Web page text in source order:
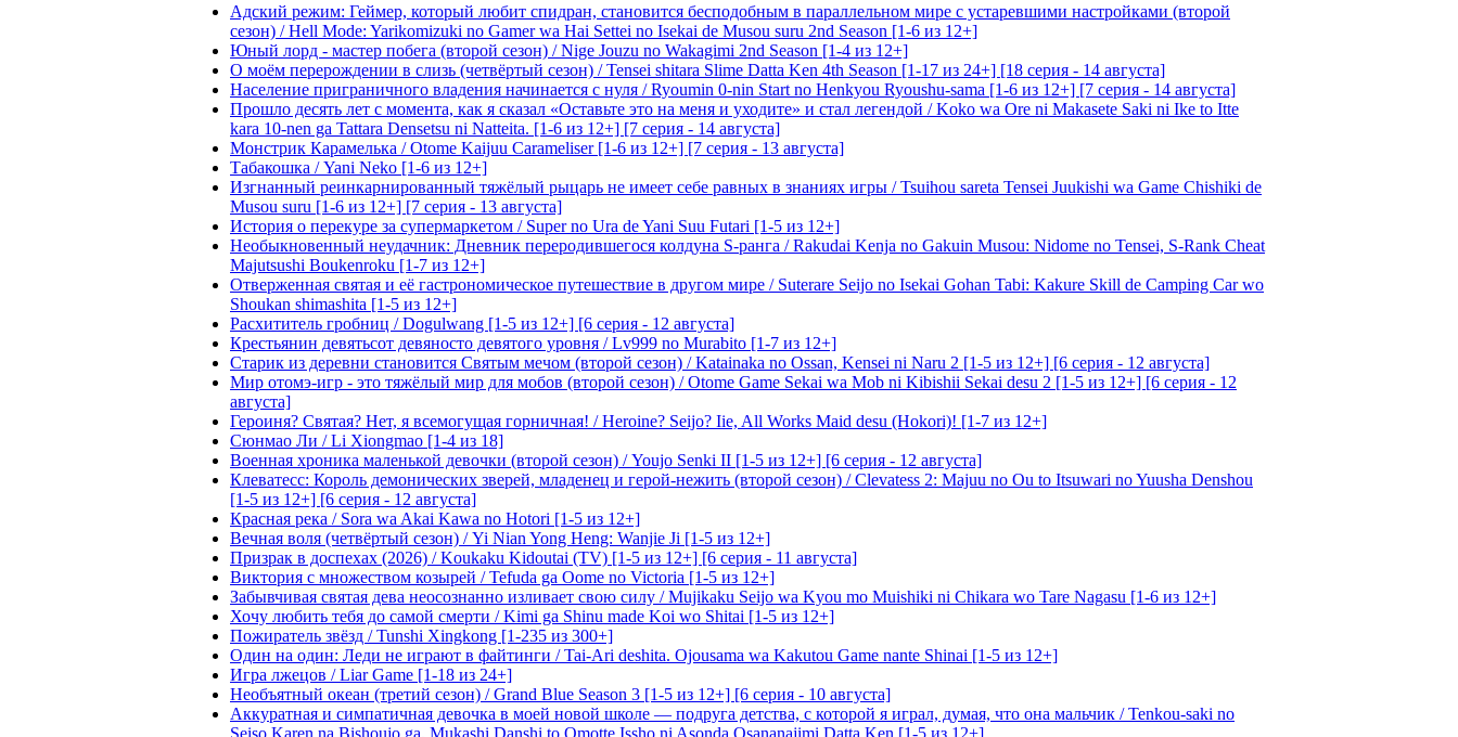
Адский режим: Геймер, который любит спидран, становится бесподобным в параллельном мире с устаревшими настройками (второй
сезон) / Hell Mode: Yarikomizuki no Gamer wa Hai Settei no Isekai de Musou suru 2nd Season [1-6 из 12+]
Юный лорд - мастер побега (второй сезон) / Nige Jouzu no Wakagimi 2nd Season [1-4 из 12+]
О моём перерождении в слизь (четвёртый сезон) / Tensei shitara Slime Datta Ken 4th Season [1-17 из 24+] [18 серия - 14 августа]
Население приграничного владения начинается с нуля / Ryoumin 0-nin Start no Henkyou Ryoushu-sama [1-6 из 12+] [7 серия - 14 августа]
Прошло десять лет с момента, как я сказал «Оставьте это на меня и уходите» и стал легендой / Koko wa Ore ni Makasete Saki ni Ike to Itte
kara 10-nen ga Tattara Densetsu ni Natteita. [1-6 из 12+] [7 серия - 14 августа]
Монстрик Карамелька / Otome Kaijuu Carameliser [1-6 из 12+] [7 серия - 13 августа]
Табакошка / Yani Neko [1-6 из 12+]
Изгнанный реинкарнированный тяжёлый рыцарь не имеет себе равных в знаниях игры / Tsuihou sareta Tensei Juukishi wa Game Chishiki de
Musou suru [1-6 из 12+] [7 серия - 13 августа]
История о перекуре за супермаркетом / Super no Ura de Yani Suu Futari [1-5 из 12+]
Необыкновенный неудачник: Дневник переродившегося колдуна S-ранга / Rakudai Kenja no Gakuin Musou: Nidome no Tensei, S-Rank Cheat
Majutsushi Boukenroku [1-7 из 12+]
Отверженная святая и её гастрономическое путешествие в другом мире / Suterare Seijo no Isekai Gohan Tabi: Kakure Skill de Camping Car wo
Shoukan shimashita [1-5 из 12+]
Расхититель гробниц / Dogulwang [1-5 из 12+] [6 серия - 12 августа]
Крестьянин девятьсот девяносто девятого уровня / Lv999 no Murabito [1-7 из 12+]
Старик из деревни становится Святым мечом (второй сезон) / Katainaka no Ossan, Kensei ni Naru 2 [1-5 из 12+] [6 серия - 12 августа]
Мир отомэ-игр - это тяжёлый мир для мобов (второй сезон) / Otome Game Sekai wa Mob ni Kibishii Sekai desu 2 [1-5 из 12+] [6 серия - 12
августа]
Героиня? Святая? Нет, я всемогущая горничная! / Heroine? Seijo? Iie, All Works Maid desu (Hokori)! [1-7 из 12+]
Сюнмао Ли / Li Xiongmao [1-4 из 18]
Военная хроника маленькой девочки (второй сезон) / Youjo Senki II [1-5 из 12+] [6 серия - 12 августа]
Клеватесс: Король демонических зверей, младенец и герой-нежить (второй сезон) / Clevatess 2: Majuu no Ou to Itsuwari no Yuusha Denshou
[1-5 из 12+] [6 серия - 12 августа]
Красная река / Sora wa Akai Kawa no Hotori [1-5 из 12+]
Вечная воля (четвёртый сезон) / Yi Nian Yong Heng: Wanjie Ji [1-5 из 12+]
Призрак в доспехах (2026) / Koukaku Kidoutai (TV) [1-5 из 12+] [6 серия - 11 августа]
Виктория с множеством козырей / Tefuda ga Oome no Victoria [1-5 из 12+]
Забывчивая святая дева неосознанно изливает свою силу / Mujikaku Seijo wa Kyou mo Muishiki ni Chikara wo Tare Nagasu [1-6 из 12+]
Хочу любить тебя до самой смерти / Kimi ga Shinu made Koi wo Shitai [1-5 из 12+]
Пожиратель звёзд / Tunshi Xingkong [1-235 из 300+]
Один на один: Леди не играют в файтинги / Tai-Ari deshita. Ojousama wa Kakutou Game nante Shinai [1-5 из 12+]
Игра лжецов / Liar Game [1-18 из 24+]
Необъятный океан (третий сезон) / Grand Blue Season 3 [1-5 из 12+] [6 серия - 10 августа]
Аккуратная и симпатичная девочка в моей новой школе — подруга детства, с которой я играл, думая, что она мальчик / Tenkou-saki no
Seiso Karen na Bishoujo ga, Mukashi Danshi to Omotte Issho ni Asonda Osananajimi Datta Ken [1-5 из 12+]